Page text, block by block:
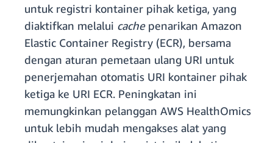
untuk registri kontainer pihak ketiga, yang
diaktifkan melalui cachepenarikan Amazon
Elastic Container Registry (ECR), bersama
dengan aturan pemetaan ulang URI untuk
penerjemahan otomatis URI kontainer pihak
ketiga ke URI ECR. Peningkatan ini
memungkinkan pelanggan AWS HealthOmics
untuk lebih mudah mengakses alat yang